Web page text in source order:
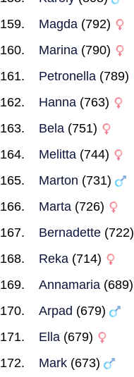
Magda (792)
Marina (790)
Petronella (789)
Hanna (763)
Bela (751)
Melitta (744)
Marton (731)
Marta (726)
Bernadette (722)
Reka (714)
Annamaria (689)
Arpad (679)
Ella (679)
Mark (673)